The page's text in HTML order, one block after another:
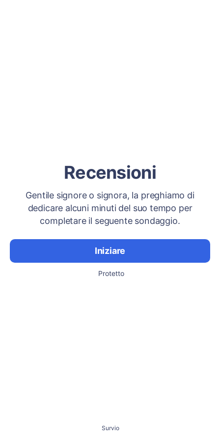
Recensioni
Gentile signore o signora, la preghiamo di
dedicare alcuni minuti del suo tempo per
completare il seguente sondaggio.
Iniziare
Protetto
Survio